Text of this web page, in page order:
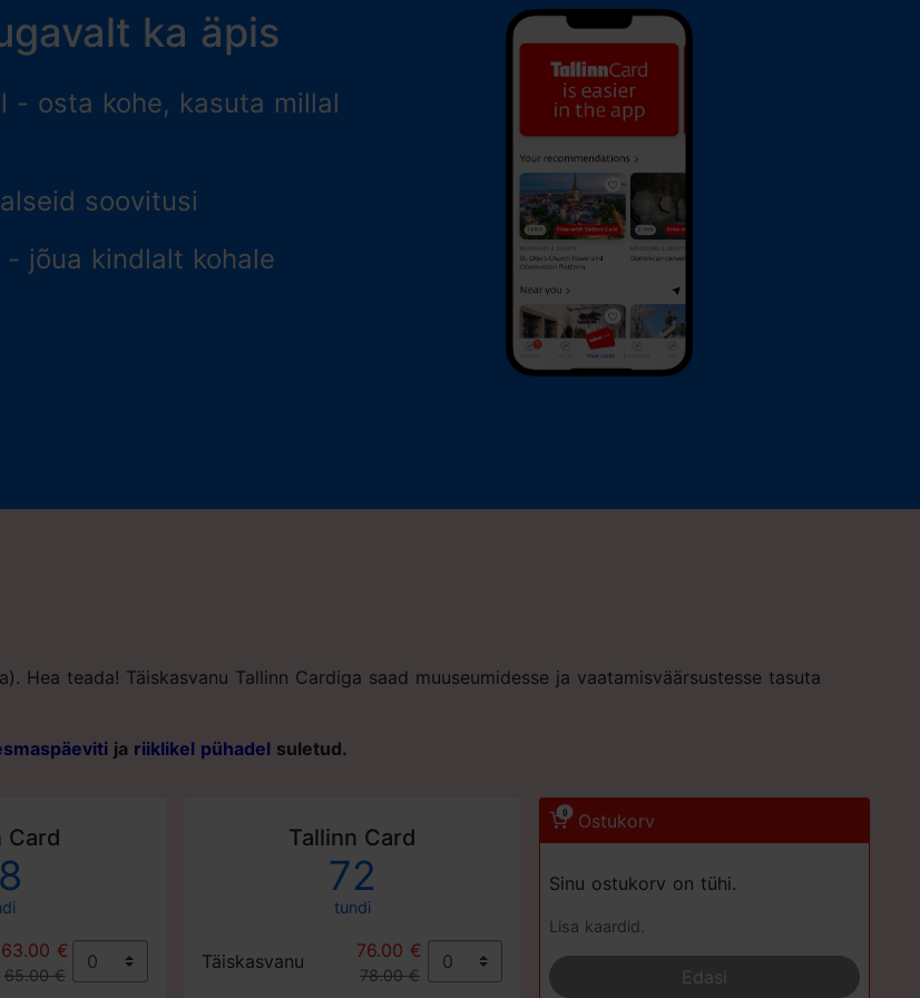
ka äpis
- osta kohe, kasuta millal
soovitusi
jõua kindlalt kohale
Hea teada! Täiskasvanu Tallinn Cardiga saad muuseumidesse ja vaatamisväärsustesse tasuta
ja riiklikel pühadel suletud.
Card
63.00 €
65.00 €
Tallinn Card
72
tundi
Täiskasvanu
76.00 €
78.00 €
0 Ostukorv
Sinu ostukorv on tühi.
Lisa kaardid.
Edasi